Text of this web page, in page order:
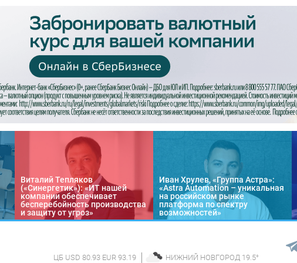
Виталий Тепляков
(«Синергетик»): «ИТ нашей
компании обеспечивает
бесперебойность производства
и защиту от угроз»
Иван Хрулев, «Группа Астра»:
«Astra Automation – уникальная
на российском рынке
платформа по спектру
возможностей»
ЦБ USD 80.93 EUR 93.19 НИЖНИЙ НОВГОРОД 19.5°